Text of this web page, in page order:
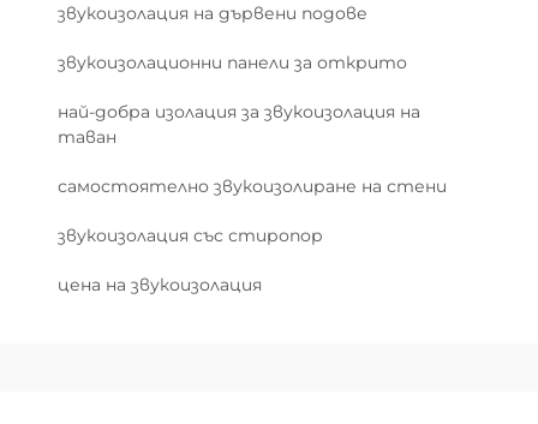
звукоизолация на дървени подове
звукоизолационни панели за открито
най-добра изолация за звукоизолация на
таван
самостоятелно звукоизолиране на стени
звукоизолация със стиропор
цена на звукоизолация